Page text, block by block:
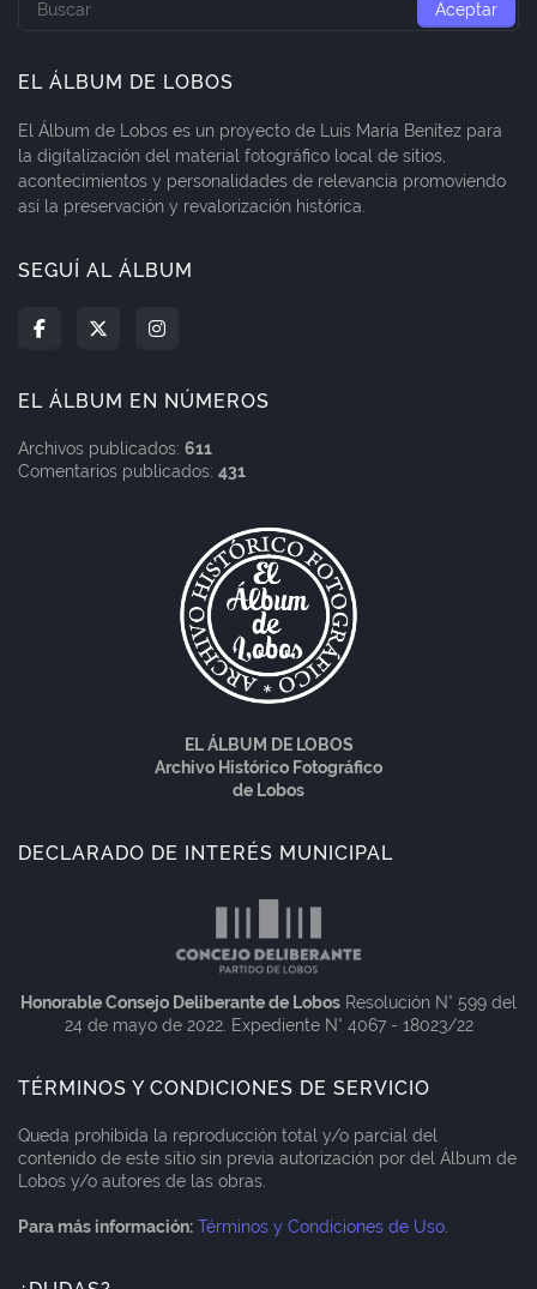
EL ÁLBUM DE LOBOS
El Álbum de Lobos es un proyecto de Luis María Benítez para
la digitalización del material fotográfico local de sitios,
acontecimientos y personalidades de relevancia promoviendo
así la preservación y revalorización histórica.
SEGUÍ AL ÁLBUM
EL ÁLBUM EN NÚMEROS
Archivos publicados: 611
Comentarios publicados: 431
EL ÁLBUM DE LOBOS
Archivo Histórico Fotográfico
de Lobos
DECLARADO DE INTERÉS MUNICIPAL
Honorable Consejo Deliberante de Lobos Resolución N° 599 del
24 de mayo de 2022. Expediente N° 4067 - 18023/22
TÉRMINOS Y CONDICIONES DE SERVICIO
Queda prohibida la reproducción total y/o parcial del
contenido de este sitio sin previa autorización por del Álbum de
Lobos y/o autores de las obras.
Para más información: Términos y Condiciones de Uso.